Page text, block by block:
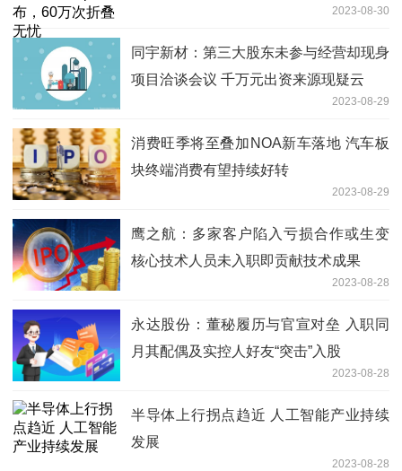
2023-08-30
同宇新材：第三大股东未参与经营却现身
项目洽谈会议 千万元出资来源现疑云
2023-08-29
消费旺季将至叠加NOA新车落地 汽车板
块终端消费有望持续好转
2023-08-29
鹰之航：多家客户陷入亏损合作或生变
核心技术人员未入职即贡献技术成果
2023-08-28
永达股份：董秘履历与官宣对垒 入职同
月其配偶及实控人好友“突击”入股
2023-08-28
半导体上行拐点趋近 人工智能产业持续
发展
2023-08-28